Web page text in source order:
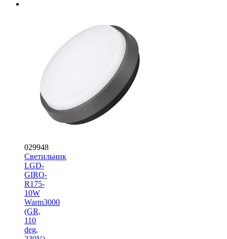
029948
Светильник
LGD-
GIRO-
R175-
10W
Warm3000
(GR,
110
deg,